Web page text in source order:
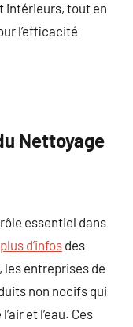
intérieurs, tout en
l’efficacité
Nettoyage
essentiel dans
plus d’infos des
entreprises de
non nocifs qui
et l’eau. Ces